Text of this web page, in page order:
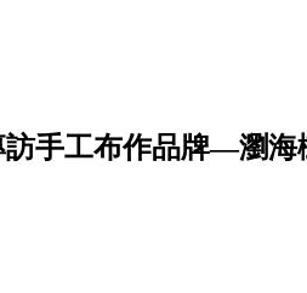
訪手工布作品牌—瀏海